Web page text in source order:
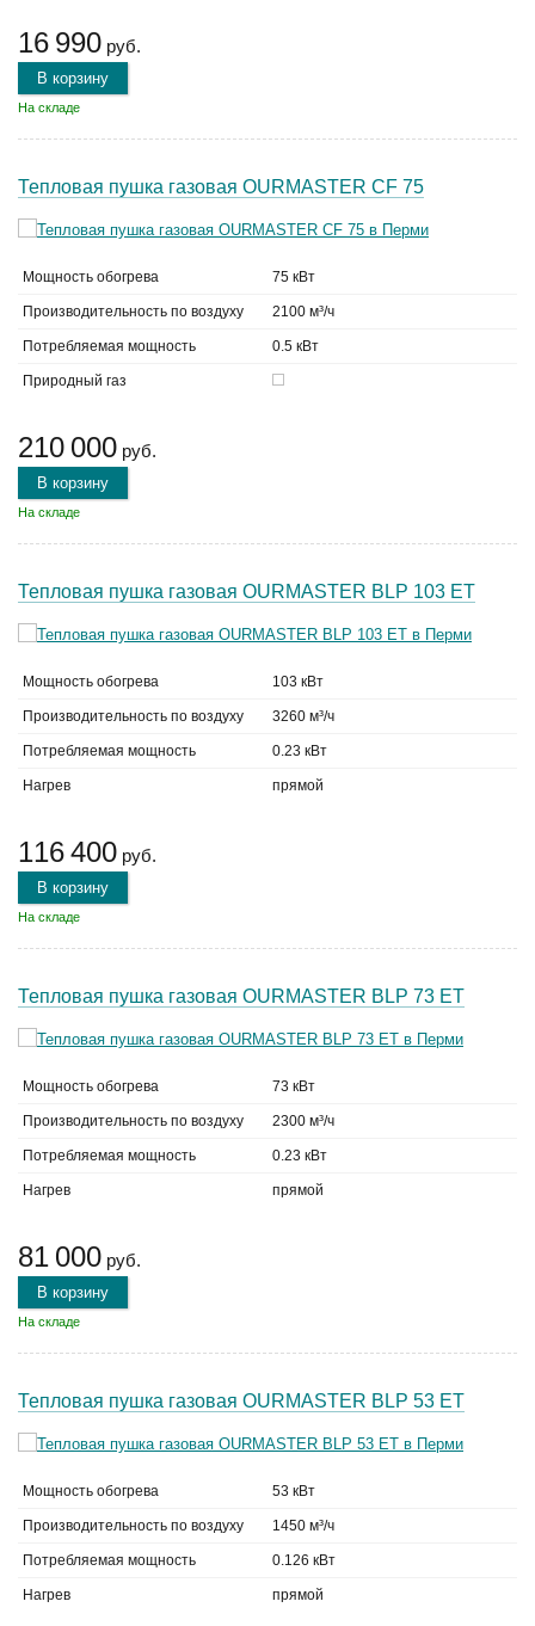
16 990 руб.
В корзину
На складе
Тепловая пушка газовая OURMASTER CF 75
Мощность обогрева 75 кВт
Производительность по воздуху 2100 м³/ч
Потребляемая мощность 0.5 кВт
Природный газ
210 000 руб.
В корзину
На складе
Тепловая пушка газовая OURMASTER BLP 103 ET
Мощность обогрева 103 кВт
Производительность по воздуху 3260 м³/ч
Потребляемая мощность 0.23 кВт
Нагрев прямой
116 400 руб.
В корзину
На складе
Тепловая пушка газовая OURMASTER BLP 73 ET
Мощность обогрева 73 кВт
Производительность по воздуху 2300 м³/ч
Потребляемая мощность 0.23 кВт
Нагрев прямой
81 000 руб.
В корзину
На складе
Тепловая пушка газовая OURMASTER BLP 53 ET
Мощность обогрева 53 кВт
Производительность по воздуху 1450 м³/ч
Потребляемая мощность 0.126 кВт
Нагрев прямой